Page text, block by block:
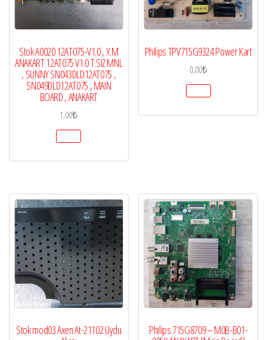
Stok A0020 12AT075-V1.0 , Y.M
ANAKART 12AT075 V1.0 T.SIZ MNL
, SUNNY SN043DLD12AT075 ,
SN049DLD12AT075 , MAIN
BOARD , ANAKART
1,00₺
Philips TPV715G9324 Power Kart
0,00₺
Stok mod03 Axen At-21102 Uydu Philips 715G8709 – M0B-B01-